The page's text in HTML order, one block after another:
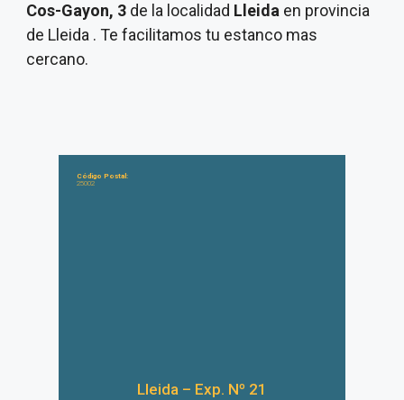
Cos-Gayon, 3 de la localidad Lleida en provincia
de Lleida . Te facilitamos tu estanco mas
cercano.
Código Postal:
25002
Lleida – Exp. Nº 21